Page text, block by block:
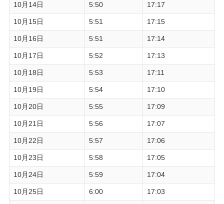
10月14日 5:50 17:17
10月15日 5:51 17:15
10月16日 5:51 17:14
10月17日 5:52 17:13
10月18日 5:53 17:11
10月19日 5:54 17:10
10月20日 5:55 17:09
10月21日 5:56 17:07
10月22日 5:57 17:06
10月23日 5:58 17:05
10月24日 5:59 17:04
10月25日 6:00 17:03